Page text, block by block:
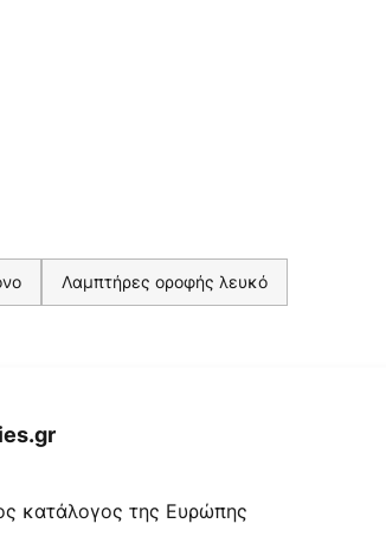
Λαμπτήρες οροφής λευκό
κατάλογος της Ευρώπης